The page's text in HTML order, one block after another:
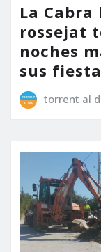
La
rossejat
noches
sus
torrent al